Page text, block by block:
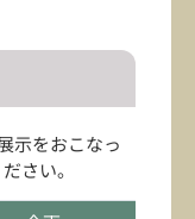
示をおこなっ
さい。